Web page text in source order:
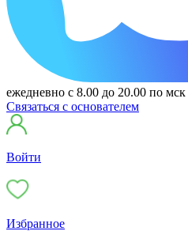
ежедневно с 8.00 до 20.00 по мск
Связаться с основателем
Войти
Избранное